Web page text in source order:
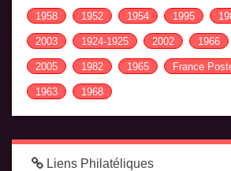
1958 1952 1954 1995
2003 1924-1925 2002 1966
2005 1982 1965 France
1963 1968
Liens Philatéliques